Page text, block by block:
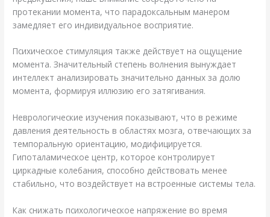
протекании момента, что парадоксальным манером
замедляет его индивидуальное восприятие.
Психическое стимуляция также действует на ощущение
момента. Значительный степень волнения вынуждает
интеллект анализировать значительно данных за долю
момента, формируя иллюзию его затягивания.
Неврологические изучения показывают, что в режиме
давления деятельность в областях мозга, отвечающих за
темпоральную ориентацию, модифицируется.
Гипоталамическое центр, которое контролирует
циркадные колебания, способно действовать менее
стабильно, что воздействует на встроенные системы тела.
Как снижать психологическое напряжение во время